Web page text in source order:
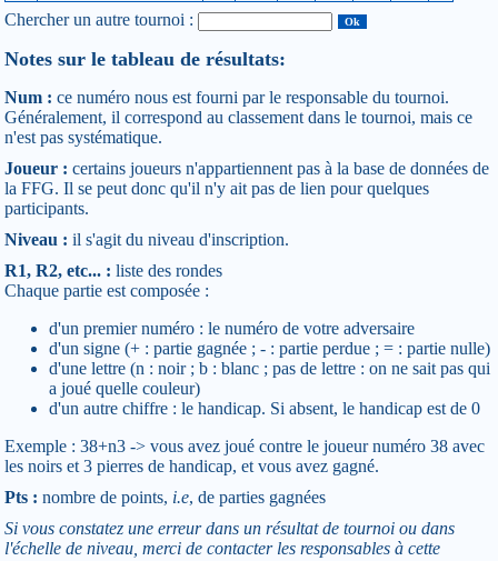
Chercher un autre tournoi :
Notes sur le tableau de résultats:
Num : ce numéro nous est fourni par le responsable du tournoi.
Généralement, il correspond au classement dans le tournoi, mais ce
n'est pas systématique.
Joueur : certains joueurs n'appartiennent pas à la base de données de
la FFG. Il se peut donc qu'il n'y ait pas de lien pour quelques
participants.
Niveau : il s'agit du niveau d'inscription.
R1, R2, etc... : liste des rondes
Chaque partie est composée :
d'un premier numéro : le numéro de votre adversaire
d'un signe (+ : partie gagnée ; - : partie perdue ; = : partie nulle)
d'une lettre (n : noir ; b : blanc ; pas de lettre : on ne sait pas qui
a joué quelle couleur)
d'un autre chiffre : le handicap. Si absent, le handicap est de 0
Exemple : 38+n3 -> vous avez joué contre le joueur numéro 38 avec
les noirs et 3 pierres de handicap, et vous avez gagné.
Pts : nombre de points, i.e, de parties gagnées
Si vous constatez une erreur dans un résultat de tournoi ou dans
l'échelle de niveau, merci de contacter les responsables à cette